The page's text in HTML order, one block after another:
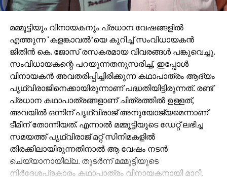
മമ്മൂട്ടിയും വിനായകനും പ്രധാന വേഷങ്ങളില്‍
എത്തുന്ന ‘കളങ്കാവല്‍’യെ കുറിച്ച് സംവിധായകന്‍
ജിതിന്‍ കെ. ജോസ് രസകരമായ വിവരങ്ങള്‍ പങ്കുവെച്ചു.
സംവിധായകന്റെ പറയുന്നതനുസരിച്ച്, ഇപ്പോള്‍
വിനായകന്‍ അവതരിപ്പിച്ചിരിക്കുന്ന കഥാപാത്രം ആദ്യം
പൃഥ്വിരാജിനെക്കായിരുന്നാണ് പദ്ധതിയിട്ടിരുന്നത്. രണ്ട്
പ്രധാന കഥാപാത്രങ്ങളാണ് ചിത്രത്തില്‍ ഉള്ളത്,
അവയില്‍ ഒന്നിന് പൃഥ്വിരാജ് അനുയോജ്യമെന്നാണ്
ടീമിന് തോന്നിയത്. എന്നാല്‍ മമ്മൂട്ടിയുടെ ഡേറ്റ് ലഭിച്ച
സമയത്ത് പൃഥ്വിരാജ് മറ്റ് സിനിമകളില്‍
തിരക്കിലായിരുന്നതിനാല്‍ ആ വേഷം നടന്‍
ചെയ്യാനായില്ല. തുടര്‍ന്ന് മമ്മൂട്ടിയുടെ
നിര്‍ദേശപ്രകാരം കഥാപാത്രം വിനായകനായി മാറി.